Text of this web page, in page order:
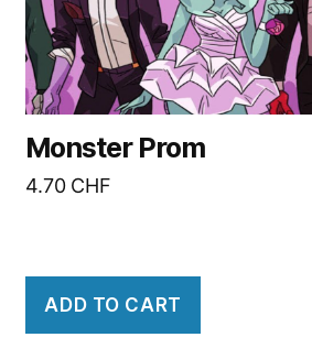
Monster Prom
4.70 CHF
ADD TO CART